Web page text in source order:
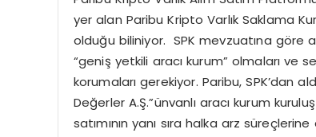
yer alan Paribu Kripto Varlık Saklama
olduğu biliniyor. SPK mevzuatına göre
“geniş yetkili aracı kurum” olmaları ve
korumaları gerekiyor. Paribu, SPK’dan
Değerler A.Ş.”ünvanlı aracı kurum
satımının yanı sıra halka arz